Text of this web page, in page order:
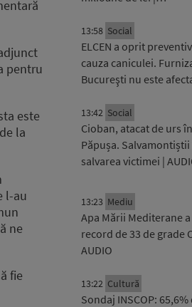
pentru
este
la
l-au
ne
fie
13:58 Social
ELCEN a oprit
cauza caniculei.
Bucureşti nu este
13:42 Social
Cioban, atacat de urs
Păpușa.
salvarea victimei |
13:23 Mediu
Apa Mării Mediterane
record de 33 de grade
AUDIO
13:22 Cultură
Sondaj INSCOP: